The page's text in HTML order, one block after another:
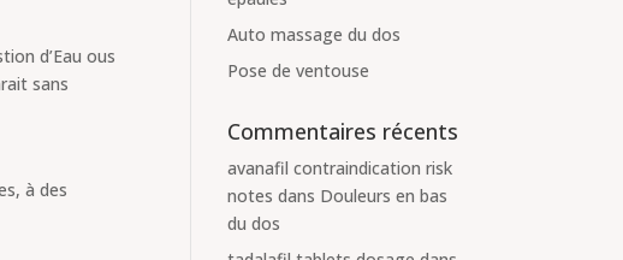
d’Eau ous
sans
à des
Auto massage du dos
Pose de ventouse
Commentaires récents
avanafil contraindication risk
notes dans Douleurs en bas
du dos